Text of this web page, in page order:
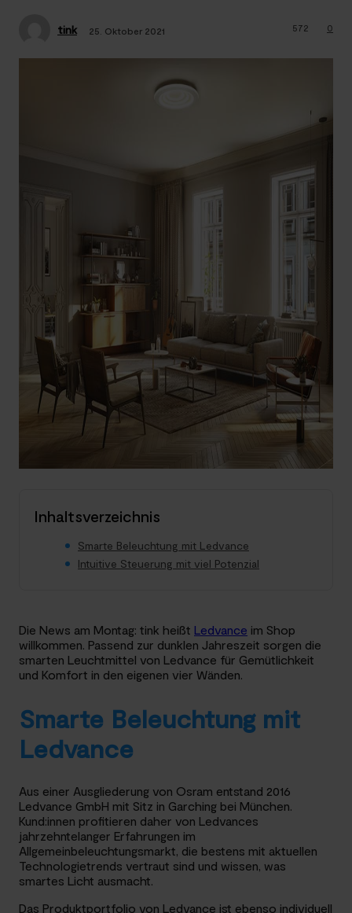
tink 25. Oktober 2021 0
572
Inhaltsverzeichnis
Smarte Beleuchtung mit Ledvance
Intuitive Steuerung mit viel Potenzial
Die News am Montag: tink heißt Ledvance im Shop
willkommen. Passend zur dunklen Jahreszeit sorgen die
smarten Leuchtmittel von Ledvance für Gemütlichkeit
und Komfort in den eigenen vier Wänden.
Smarte Beleuchtung mit
Ledvance
Aus einer Ausgliederung von Osram entstand 2016
Ledvance GmbH mit Sitz in Garching bei München.
Kund:innen profitieren daher von Ledvances
jahrzehntelanger Erfahrungen im
Allgemeinbeleuchtungsmarkt, die bestens mit aktuellen
Technologietrends vertraut sind und wissen, was
smartes Licht ausmacht.
Das Produktportfolio von Ledvance ist ebenso individuell